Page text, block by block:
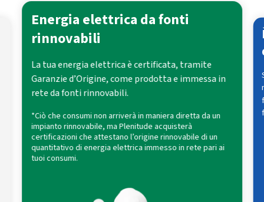
Energia elettrica da fonti
rinnovabili
La tua energia elettrica è certificata, tramite
Garanzie d’Origine, come prodotta e immessa in
rete da fonti rinnovabili.
*Ciò che consumi non arriverà in maniera diretta da un
impianto rinnovabile, ma Plenitude acquisterà
certificazioni che attestano l’origine rinnovabile di un
quantitativo di energia elettrica immesso in rete pari ai
tuoi consumi.